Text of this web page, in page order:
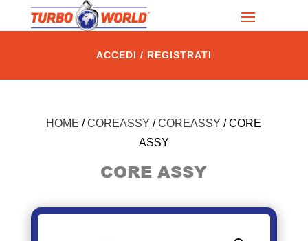
ACCEDI / REGISTRATI
HOME /COREASSY /COREASSY / CORE
ASSY
CORE ASSY